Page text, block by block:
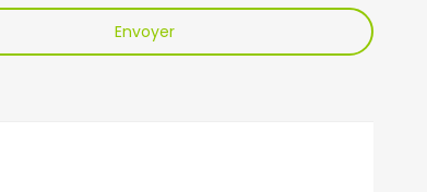
Envoyer
PIERRE
97441 SAINTE SUZANNE Réunion